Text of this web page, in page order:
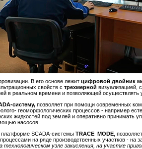
В его основе лежит цифровой двойник
свойств с трехмерной визуализацией,
в реальном времени и позволяющей осуществлять
систему, позволяет при помощи современных
геоморфологических процессов - например
жидкостей под землей и оперативно
насосов.
SCADA-системы TRACE MODE ,
на ряде производственных участков - на
технологическом узле закисления, на участке